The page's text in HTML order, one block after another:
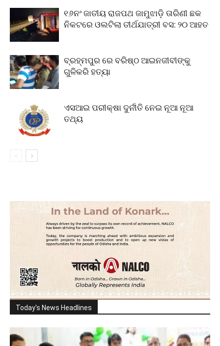
୧୬ନଂ ଜାତୀୟ ରାଜପଥ ଜାମୁଝାଡ଼ି ତାରିଣୀ ଛକ
ନିକଟରେ ଓଲଟିଲା ତୀର୍ଥଯାତ୍ରୀ ବସ: ୨୦ ଆହତ
ବ୍ରହ୍ମପୁର ରେ ବରିଷ୍ଠ ଆଇନଜୀବୀଙ୍କୁ
ଗୁଳିକରି ହତ୍ୟା
ଏସଆଇ ପରୀକ୍ଷା ଦୁର୍ନୀତି ନେଇ ନୂଆ ନୂଆ
ତଥ୍ୟ
Today's News Headlines